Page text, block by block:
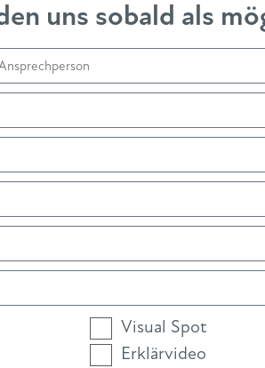
uns sobald als
Visual Spot
Erklärvideo